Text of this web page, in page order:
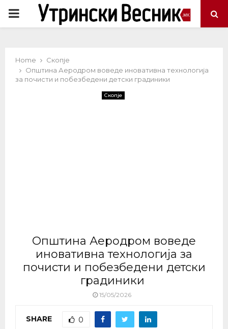
PRIMARY
Home
Скопје
Општина Аеродром воведе иновативна технологија
за почисти и побезбедени детски градиники
Скопје
Општина Аеродром воведе
иновативна технологија за
почисти и побезбедени детски
градиники
15/05/2026
SHARE 0